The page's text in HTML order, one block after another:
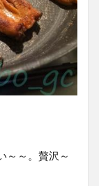
～～。贅沢～